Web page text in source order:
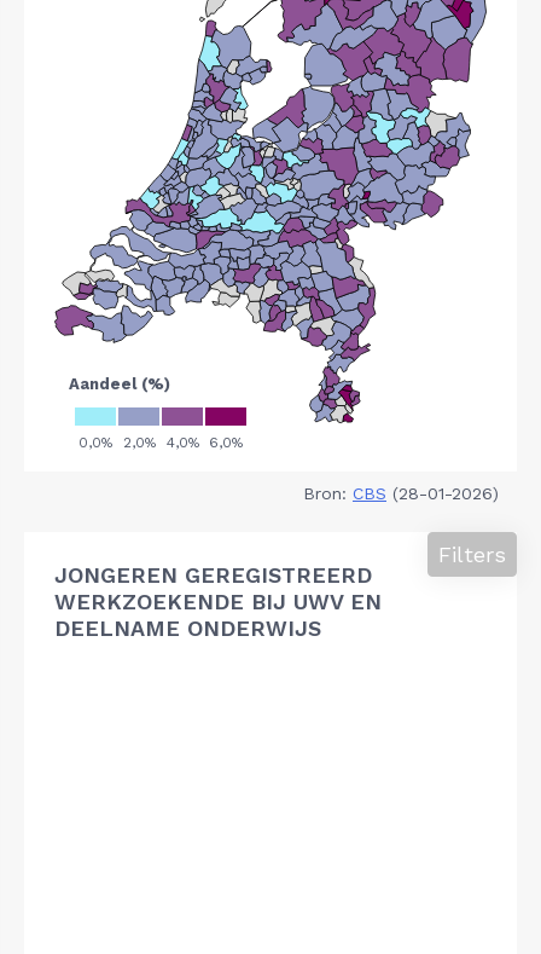
Bron: CBS (28-01-2026)
JONGEREN GEREGISTREERD
WERKZOEKENDE BIJ UWV EN
DEELNAME ONDERWIJS
Filters